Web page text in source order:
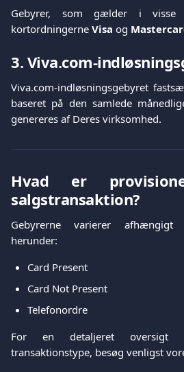
Gebyrer, som gælder i visse
kortordningerne Visa og
3. Viva.com-
Viva.com-indløsningsgebyret
baseret på den samlede
genereres af Deres virksomhed.
Hvad er
salgstransaktion?
Gebyrerne varierer afhængigt
herunder:
Card Present
Card Not Present
Telefonordre
For en detaljeret oversigt
transaktionstype, besøg venligst